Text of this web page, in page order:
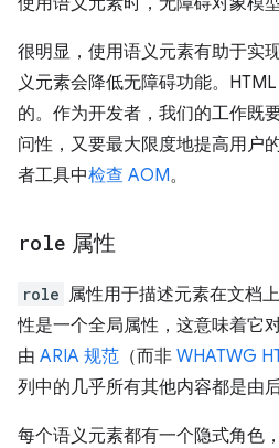
很明显，使用语义元素有助于实
义元素会降低无障碍功能。
的。作为开发者，我们的工作既
问性，又要最大限度地提高用户
者工具中检查 AOM。
role 属性
role 属性用于描述元素在文档
性是一个全局属性，这意味着它
由 ARIA 规范 （而非 WHATWG
列中的几乎所有其他内容都是由
每个语义元素都有一个隐式角色